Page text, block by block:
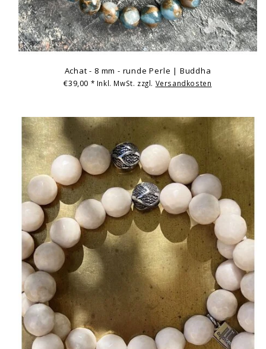
Achat - 8 mm - runde Perle | Buddha
€39,00 * Inkl. MwSt. zzgl. Versandkosten